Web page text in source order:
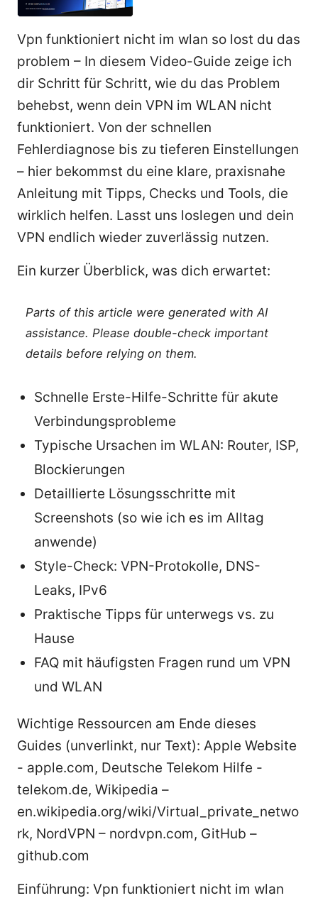
Vpn funktioniert nicht im wlan so lost du das
problem – In diesem Video-Guide zeige ich
dir Schritt für Schritt, wie du das Problem
behebst, wenn dein VPN im WLAN nicht
funktioniert. Von der schnellen
Fehlerdiagnose bis zu tieferen Einstellungen
– hier bekommst du eine klare, praxisnahe
Anleitung mit Tipps, Checks und Tools, die
wirklich helfen. Lasst uns loslegen und dein
VPN endlich wieder zuverlässig nutzen.
Ein kurzer Überblick, was dich erwartet:
Parts of this article were generated with AI
assistance. Please double-check important
details before relying on them.
Schnelle Erste-Hilfe-Schritte für akute
Verbindungsprobleme
Typische Ursachen im WLAN: Router, ISP,
Blockierungen
Detaillierte Lösungsschritte mit
Screenshots (so wie ich es im Alltag
anwende)
Style-Check: VPN-Protokolle, DNS-
Leaks, IPv6
Praktische Tipps für unterwegs vs. zu
Hause
FAQ mit häufigsten Fragen rund um VPN
und WLAN
Wichtige Ressourcen am Ende dieses
Guides (unverlinkt, nur Text): Apple Website
- apple.com, Deutsche Telekom Hilfe -
telekom.de, Wikipedia –
en.wikipedia.org/wiki/Virtual_private_netwo
rk, NordVPN – nordvpn.com, GitHub –
github.com
Einführung: Vpn funktioniert nicht im wlan